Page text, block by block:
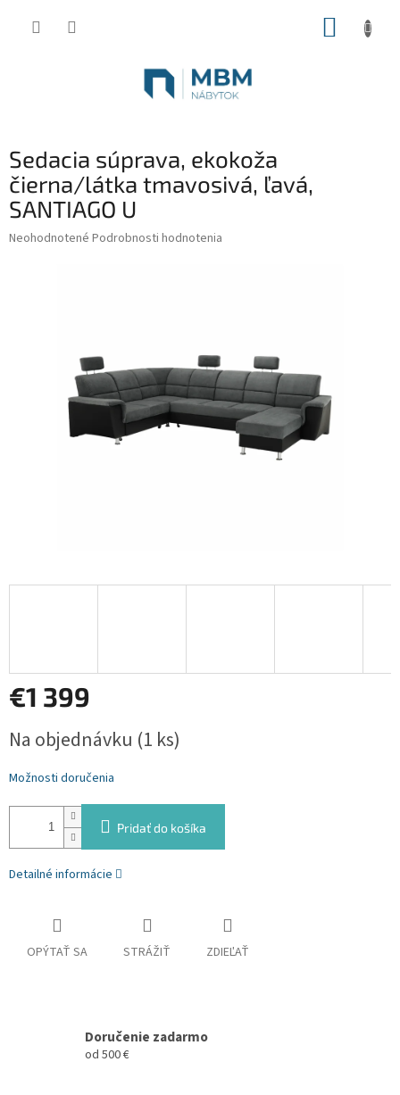
Sedacia súprava, ekokoža
čierna/látka tmavosivá, ľavá,
SANTIAGO U
Priemerné
Neohodnotené Podrobnosti hodnotenia
€1 399
cena:
Na objednávku (1 ks)
Možnosti doručenia
Pridať do košíka
Detailné informácie
OPÝTAŤ SA STRÁŽIŤ ZDIEĽAŤ
Doručenie zadarmo
od 500 €